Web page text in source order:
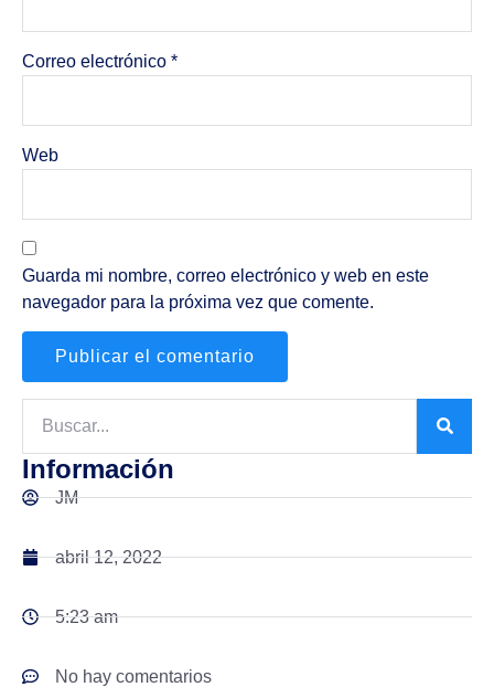
Correo electrónico *
Web
Guarda mi nombre, correo electrónico y web en este
navegador para la próxima vez que comente.
Información
JM
abril 12, 2022
5:23 am
No hay comentarios